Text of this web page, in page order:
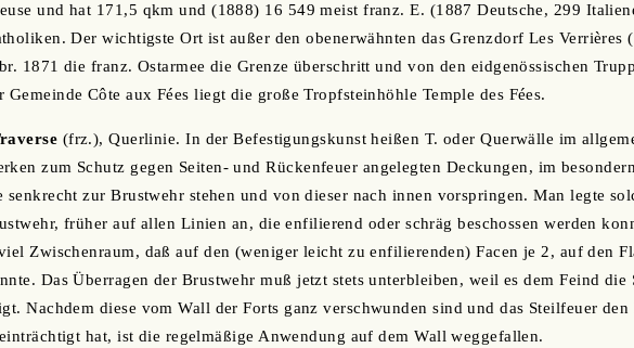
und hat 171,5 qkm und (1888) 16 549 meist franz. E. (1887 Deutsche, 299
Der wichtigste Ort ist außer den obenerwähnten das Grenzdorf Les Verrières
1871 die franz. Ostarmee die Grenze überschritt und von den eidgenössischen
Gemeinde Côte aux Fées liegt die große Tropfsteinhöhle Temple des Fées.
(frz.), Querlinie. In der Befestigungskunst heißen T. oder Querwälle im
zum Schutz gegen Seiten- und Rückenfeuer angelegten Deckungen, im
senkrecht zur Brustwehr stehen und von dieser nach innen vorspringen. Man legte
früher auf allen Linien an, die enfilierend oder schräg beschossen werden
Zwischenraum, daß auf den (weniger leicht zu enfilierenden) Facen je 2, auf den
Das Überragen der Brustwehr muß jetzt stets unterbleiben, weil es dem Feind die
Nachdem diese vom Wall der Forts ganz verschwunden sind und das Steilfeuer den
hat, ist die regelmäßige Anwendung auf dem Wall weggefallen.